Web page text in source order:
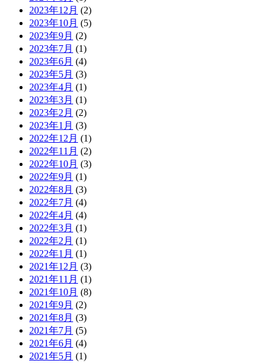
2023年12月 (2)
2023年10月 (5)
2023年9月 (2)
2023年7月 (1)
2023年6月 (4)
2023年5月 (3)
2023年4月 (1)
2023年3月 (1)
2023年2月 (2)
2023年1月 (3)
2022年12月 (1)
2022年11月 (2)
2022年10月 (3)
2022年9月 (1)
2022年8月 (3)
2022年7月 (4)
2022年4月 (4)
2022年3月 (1)
2022年2月 (1)
2022年1月 (1)
2021年12月 (3)
2021年11月 (1)
2021年10月 (8)
2021年9月 (2)
2021年8月 (3)
2021年7月 (5)
2021年6月 (4)
2021年5月 (1)